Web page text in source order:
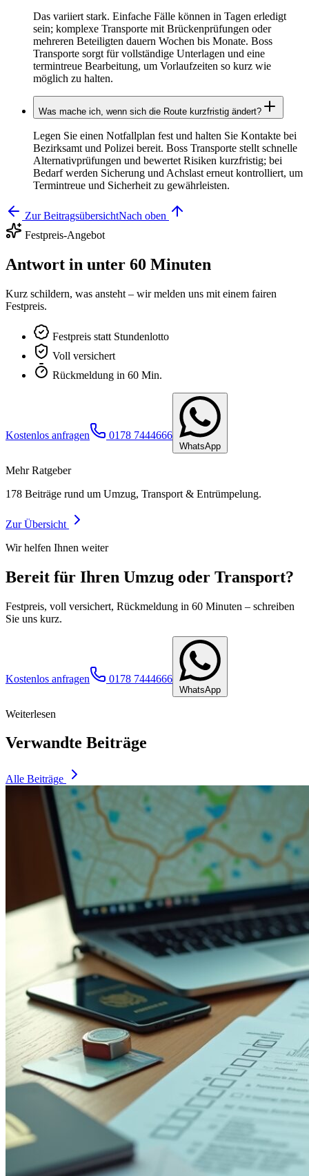
Das variiert stark. Einfache Fälle können in Tagen erledigt
sein; komplexe Transporte mit Brückenprüfungen oder
mehreren Beteiligten dauern Wochen bis Monate. Boss
Transporte sorgt für vollständige Unterlagen und eine
termintreue Bearbeitung, um Vorlaufzeiten so kurz wie
möglich zu halten.
Was mache ich, wenn sich die Route kurzfristig ändert?
Legen Sie einen Notfallplan fest und halten Sie Kontakte bei
Bezirksamt und Polizei bereit. Boss Transporte stellt schnelle
Alternativprüfungen und bewertet Risiken kurzfristig; bei
Bedarf werden Sicherung und Achslast erneut kontrolliert, um
Termintreue und Sicherheit zu gewährleisten.
Zur BeitragsübersichtNach oben
Festpreis-Angebot
Antwort in unter 60 Minuten
Kurz schildern, was ansteht – wir melden uns mit einem fairen
Festpreis.
Festpreis statt Stundenlotto
Voll versichert
Rückmeldung in 60 Min.
Kostenlos anfragen 0178 7444666
WhatsApp
Mehr Ratgeber
178 Beiträge rund um Umzug, Transport & Entrümpelung.
Zur Übersicht
Wir helfen Ihnen weiter
Bereit für Ihren Umzug oder Transport?
Festpreis, voll versichert, Rückmeldung in 60 Minuten – schreiben
Sie uns kurz.
Kostenlos anfragen 0178 7444666
WhatsApp
Weiterlesen
Verwandte Beiträge
Alle Beiträge